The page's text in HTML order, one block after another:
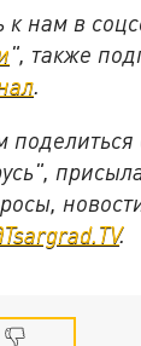
к нам в
", также
.
.